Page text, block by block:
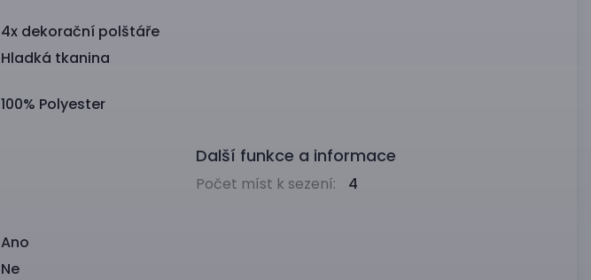
4x dekorační polštáře
Hladká tkanina
100% Polyester
Ano
Ne
Další funkce a informace
Počet míst k sezení: 4